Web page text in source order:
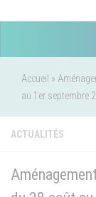
Accueil »
au 1er septembre
ACTUALITÉS